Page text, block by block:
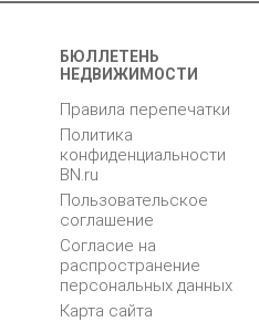
БЮЛЛЕТЕНЬ
НЕДВИЖИМОСТИ
Правила перепечатки
Политика
конфиденциальности
BN.ru
Пользовательское
соглашение
Согласие на
распространение
персональных данных
Карта сайта